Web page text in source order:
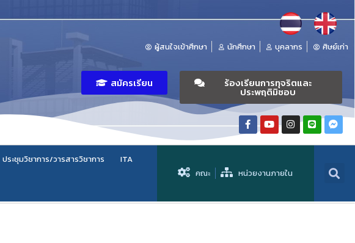
ผู้สนใจเข้าศึกษา นักศึกษา บุคลากร ศิษย์เก่า
สมัครเรียน ร้องเรียนการทุจริตและ
ประพฤติมิชอบ
ประชุมวิชาการ/วารสารวิชาการ ITA
คณะ หน่วยงานภายใน